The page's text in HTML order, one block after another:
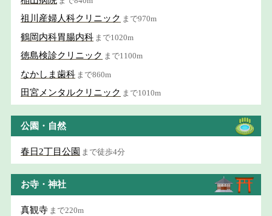
祖川産婦人科クリニック まで970m
鶴岡内科胃腸内科 まで1020m
徳島検診クリニック まで1100m
なかしま歯科 まで860m
田宮メンタルクリニック まで1010m
公園・自然
春日2丁目公園 まで徒歩4分
お寺・神社
真観寺 まで220m